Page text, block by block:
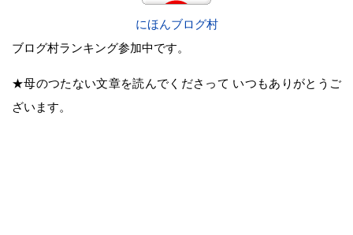
にほんブログ村
ブログ村ランキング参加中です。
★母のつたない文章を読んでくださって いつもありがとうご
ざいます。